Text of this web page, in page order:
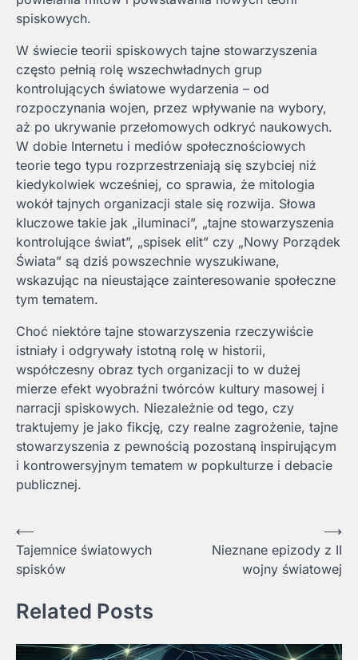
spiskowych.
W świecie teorii spiskowych tajne stowarzyszenia
często pełnią rolę wszechwładnych grup
kontrolujących światowe wydarzenia – od
rozpoczynania wojen, przez wpływanie na wybory,
aż po ukrywanie przełomowych odkryć naukowych.
W dobie Internetu i mediów społecznościowych
teorie tego typu rozprzestrzeniają się szybciej niż
kiedykolwiek wcześniej, co sprawia, że mitologia
wokół tajnych organizacji stale się rozwija. Słowa
kluczowe takie jak „iluminaci”, „tajne stowarzyszenia
kontrolujące świat”, „spisek elit” czy „Nowy Porządek
Świata” są dziś powszechnie wyszukiwane,
wskazując na nieustające zainteresowanie społeczne
tym tematem.
Choć niektóre tajne stowarzyszenia rzeczywiście
istniały i odgrywały istotną rolę w historii,
współczesny obraz tych organizacji to w dużej
mierze efekt wyobraźni twórców kultury masowej i
narracji spiskowych. Niezależnie od tego, czy
traktujemy je jako fikcję, czy realne zagrożenie, tajne
stowarzyszenia z pewnością pozostaną inspirującym
i kontrowersyjnym tematem w popkulturze i debacie
publicznej.
Nawigacja
wpisu
⟵
Tajemnice światowych
spisków
Nieznane epizody z II
wojny światowej
⟶
Related Posts